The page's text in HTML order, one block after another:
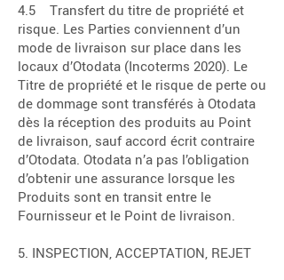
4.5 Transfert du titre de propriété et
risque. Les Parties conviennent d’un
mode de livraison sur place dans les
locaux d’Otodata (Incoterms 2020). Le
Titre de propriété et le risque de perte ou
de dommage sont transférés à Otodata
dès la réception des produits au Point
de livraison, sauf accord écrit contraire
d’Otodata. Otodata n’a pas l’obligation
d’obtenir une assurance lorsque les
Produits sont en transit entre le
Fournisseur et le Point de livraison.
5. INSPECTION, ACCEPTATION, REJET